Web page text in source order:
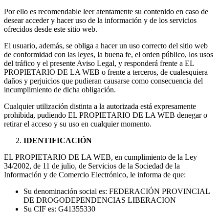
Por ello es recomendable leer atentamente su contenido en caso de
desear acceder y hacer uso de la información y de los servicios
ofrecidos desde este sitio web.
El usuario, además, se obliga a hacer un uso correcto del sitio web
de conformidad con las leyes, la buena fe, el orden público, los usos
del tráfico y el presente Aviso Legal, y responderá frente a EL
PROPIETARIO DE LA WEB o frente a terceros, de cualesquiera
daños y perjuicios que pudieran causarse como consecuencia del
incumplimiento de dicha obligación.
Cualquier utilización distinta a la autorizada está expresamente
prohibida, pudiendo EL PROPIETARIO DE LA WEB denegar o
retirar el acceso y su uso en cualquier momento.
IDENTIFICACIÓN
EL PROPIETARIO DE LA WEB, en cumplimiento de la Ley
34/2002, de 11 de julio, de Servicios de la Sociedad de la
Información y de Comercio Electrónico, le informa de que:
Su denominación social es: FEDERACIÓN PROVINCIAL
DE DROGODEPENDENCIAS LIBERACION
Su CIF es: G41355330